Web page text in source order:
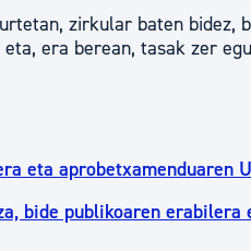
zirkular baten bidez,
era berean, tasak zer
eta aprobetxamenduaren
bide publikoaren